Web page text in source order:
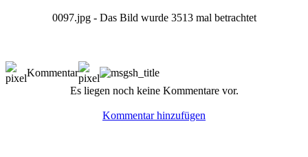
0097.jpg - Das Bild wurde 3513 mal betrachtet
Kommentar
Es liegen noch keine Kommentare vor.
Kommentar hinzufügen